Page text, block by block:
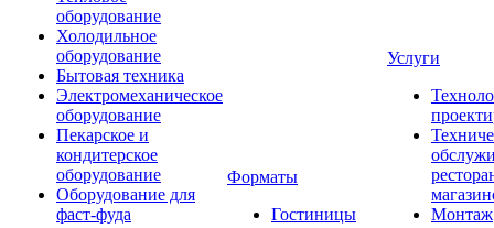
оборудование
Холодильное
оборудование
Бытовая техника
Электромеханическое
оборудование
Пекарское и
кондитерское
оборудование
Оборудование для
фаст-фуда
Форматы
Гостиницы
Услуги
Монтаж